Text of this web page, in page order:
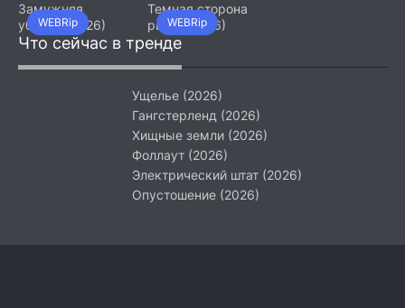
WEBRip
Замужняя
убийца (2026)
WEBRip
Темная сторона
ринга (2026)
Что сейчас в тренде
Ущелье (2026)
Гангстерленд (2026)
Хищные земли (2026)
Фоллаут (2026)
Электрический штат (2026)
Опустошение (2026)